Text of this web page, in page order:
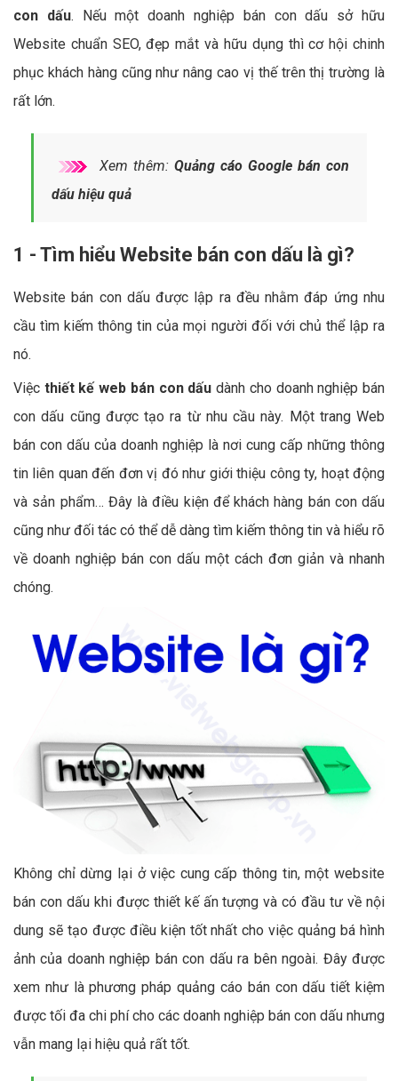
con dấu. Nếu một doanh nghiệp bán con dấu sở hữu
Website chuẩn SEO, đẹp mắt và hữu dụng thì cơ hội chinh
phục khách hàng cũng như nâng cao vị thế trên thị trường là
rất lớn.
Xem thêm: Quảng cáo Google bán con
dấu hiệu quả
1 - Tìm hiểu Website bán con dấu là gì?
Website bán con dấu được lập ra đều nhằm đáp ứng nhu
cầu tìm kiếm thông tin của mọi người đối với chủ thể lập ra
nó.
Việc thiết kế web bán con dấu dành cho doanh nghiệp bán
con dấu cũng được tạo ra từ nhu cầu này. Một trang Web
bán con dấu của doanh nghiệp là nơi cung cấp những thông
tin liên quan đến đơn vị đó như giới thiệu công ty, hoạt động
và sản phẩm… Đây là điều kiện để khách hàng bán con dấu
cũng như đối tác có thể dễ dàng tìm kiếm thông tin và hiểu rõ
về doanh nghiệp bán con dấu một cách đơn giản và nhanh
chóng.
Không chỉ dừng lại ở việc cung cấp thông tin, một website
bán con dấu khi được thiết kế ấn tượng và có đầu tư về nội
dung sẽ tạo được điều kiện tốt nhất cho việc quảng bá hình
ảnh của doanh nghiệp bán con dấu ra bên ngoài. Đây được
xem như là phương pháp quảng cáo bán con dấu tiết kiệm
được tối đa chi phí cho các doanh nghiệp bán con dấu nhưng
vẫn mang lại hiệu quả rất tốt.